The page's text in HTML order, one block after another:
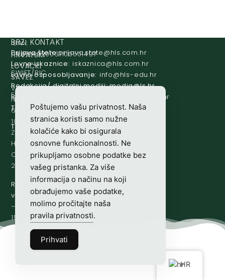
HRVATSKI
LOVAČKI
SAVEZ
Vladimira
Nazora
63
10000
Zagreb,
Hrvatska
OIB-
28817560444
Radno
vrijeme:7:00
–
15:00
IBAN:
HR8124020061100501497
SWIFT/BIC
:
ESBCHR22
BRZI KONTAKT
Prijava štete: rh.moc.slh
@etets.avajirp
Lovne iskaznice:
rh.moc.slh
@acinzaksi
Lovno osposobljavanje:
rh.ude-slh
@ofni
Redakcija/ digitalni mediji:
rh.sl
@aidem
Računovodstvo:
rh.moc.slh
Tajništvo:
rh.sl
@slh
Telefon: +385 (0)1 48 34 560
Poštujemo vašu privatnost. Naša
stranica koristi samo nužne
kolačiće kako bi osigurala
osnovne funkcionalnosti. Ne
prikupljamo osobne podatke bez
vašeg pristanka. Za više
informacija o načinu na koji
obrađujemo vaše podatke,
molimo pročitajte naša
pravila privatnosti.
Prihvati
HR